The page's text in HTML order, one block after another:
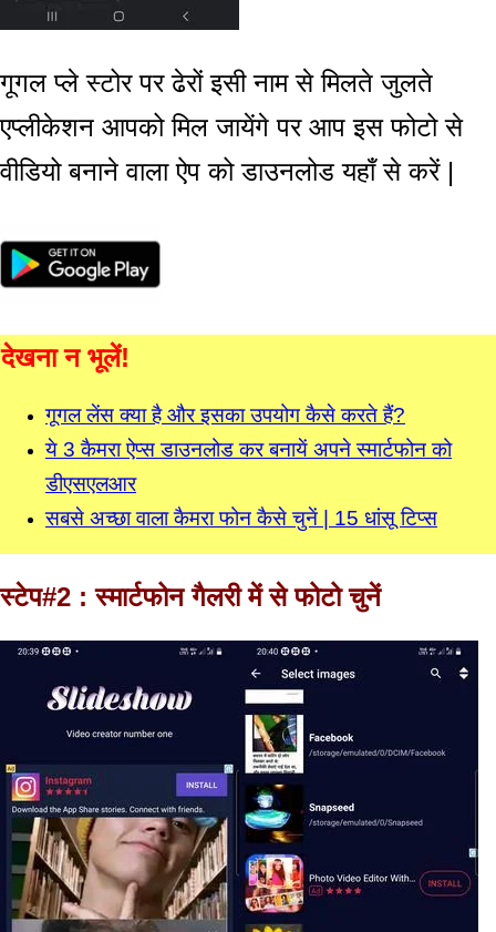
गूगल प्ले स्टोर पर ढेरों इसी नाम से मिलते जुलते
एप्लीकेशन आपको मिल जायेंगे पर आप इसफोटो से
वीडियो बनाने वाला ऐप को डाउनलोड यहाँ से करें |
देखना न भूलें!
गूगल लेंस क्या है और इसका उपयोग कैसे करते हैं?
ये 3 कैमरा ऐप्स डाउनलोड कर बनायें अपने स्मार्टफोन को
डीएसएलआर
सबसे अच्छा वाला कैमरा फोन कैसे चुनें | 15 धांसू टिप्स
स्टेप#2 : स्मार्टफोन गैलरी में से फोटो चुनें